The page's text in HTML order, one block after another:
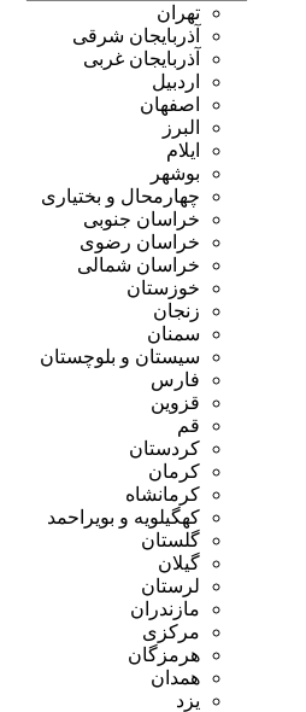
تهران
آذربایجان شرقی
آذربایجان غربی
اردبیل
اصفهان
البرز
ایلام
بوشهر
چهارمحال و بختیاری
خراسان جنوبی
خراسان رضوی
خراسان شمالی
خوزستان
زنجان
سمنان
سیستان و بلوچستان
فارس
قزوین
قم
کردستان
کرمان
کرمانشاه
کهگیلویه و بویراحمد
گلستان
گیلان
لرستان
مازندران
مرکزی
هرمزگان
همدان
یزد